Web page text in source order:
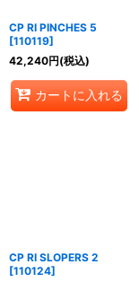
CP RI PINCHES 5
[110119]
42,240円(税込)
カートに入れる
CP RI SLOPERS 2
[110124]